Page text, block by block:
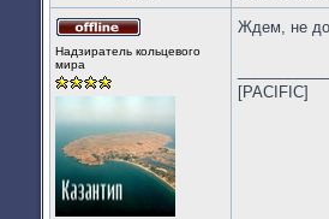
в
Надзиратель кольцевого
мира
Ждем, не
[PACIFIC]